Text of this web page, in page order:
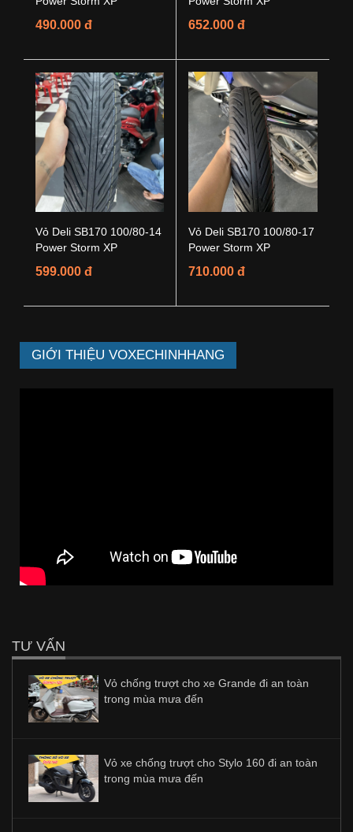
490.000 đ 652.000 đ
Vỏ Deli SB170 100/80-14
Power Storm XP
599.000 đ
Vỏ Deli SB170 100/80-17
Power Storm XP
710.000 đ
GIỚI THIỆU VOXECHINHHANG
TƯ VẤN
Vỏ chống trượt cho xe Grande đi an toàn
trong mùa mưa đến
Vỏ xe chống trượt cho Stylo 160 đi an toàn
trong mùa mưa đến